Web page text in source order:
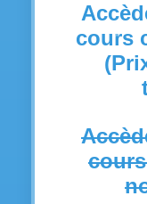
cours